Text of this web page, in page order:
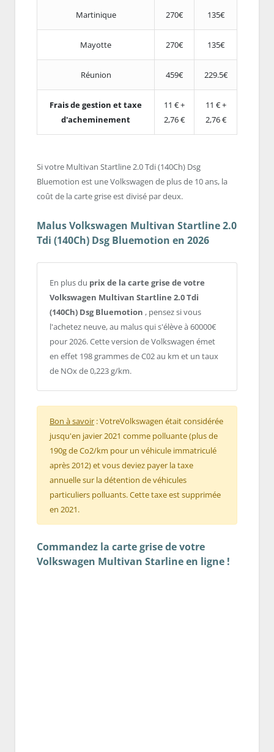
Martinique 270€ 135€
Mayotte 270€ 135€
Réunion 459€ 229.5€
Frais de gestion et taxe
d'acheminement
11 € +
2,76 €
11 € +
2,76 €
Si votre Multivan Startline 2.0 Tdi (140Ch) Dsg
Bluemotion est une Volkswagen de plus de 10 ans, la
coût de la carte grise est divisé par deux.
Malus Volkswagen Multivan Startline 2.0
Tdi (140Ch) Dsg Bluemotion en 2026
En plus du prix de la carte grise de votre
Volkswagen Multivan Startline 2.0 Tdi
(140Ch) Dsg Bluemotion , pensez si vous
l'achetez neuve, au malus qui s'élève à 60000€
pour 2026. Cette version de Volkswagen émet
en effet 198 grammes de C02 au km et un taux
de NOx de 0,223 g/km.
Bon à savoir : VotreVolkswagen était considérée
jusqu'en javier 2021 comme polluante (plus de
190g de Co2/km pour un véhicule immatriculé
après 2012) et vous deviez payer la taxe
annuelle sur la détention de véhicules
particuliers polluants. Cette taxe est supprimée
en 2021.
Commandez la carte grise de votre
Volkswagen Multivan Starline en ligne !